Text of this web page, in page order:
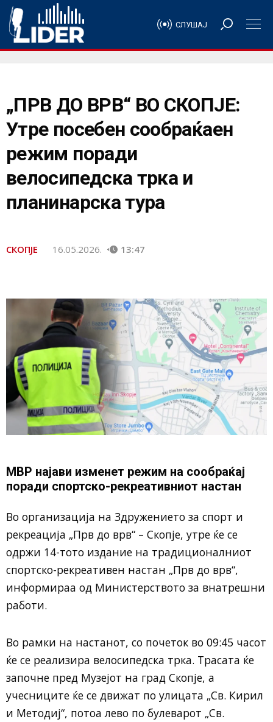
СЛУШАЈ
„ПРВ ДО ВРВ“ ВО СКОПЈЕ:
Утре посебен сообраќаен
режим поради
велосипедска трка и
планинарска тура
СКОПЈЕ 16.05.2026. 13:47
МВР најави изменет режим на сообраќај
поради спортско-рекреативниот настан
Во организација на Здружението за спорт и
рекреација „Прв до врв“ – Скопје, утре ќе се
одржи 14-тото издание на традиционалниот
спортско-рекреативен настан „Прв до врв“,
информираа од Министерството за внатрешни
работи.
Во рамки на настанот, со почеток во 09:45 часот
ќе се реализира велосипедска трка. Трасата ќе
започне пред Музејот на град Скопје, а
учесниците ќе се движат по улицата „Св. Кирил
и Методиј“, потоа лево по булеварот „Св.